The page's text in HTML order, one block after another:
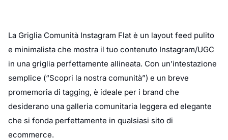
La Griglia Comunità Instagram Flat è un layout feed pulito
e minimalista che mostra il tuo contenuto Instagram/UGC
in una griglia perfettamente allineata. Con un’intestazione
semplice (“Scopri la nostra comunità”) e un breve
promemoria di tagging, è ideale per i brand che
desiderano una galleria comunitaria leggera ed elegante
che si fonda perfettamente in qualsiasi sito di
ecommerce.